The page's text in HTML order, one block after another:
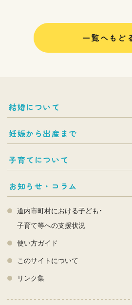
一覧へもど
結婚について
妊娠から出産まで
子育てについて
お知らせ・コラム
道内市町村における子ども・
子育て等への支援状況
使い方ガイド
このサイトについて
リンク集